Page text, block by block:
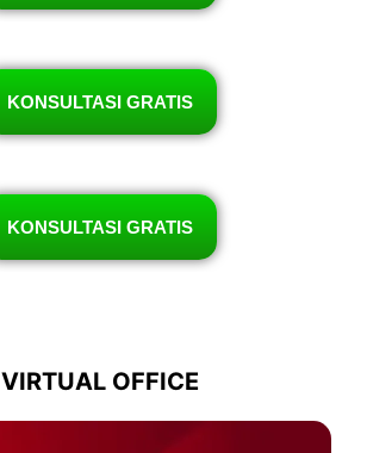
KONSULTASI GRATIS
KONSULTASI GRATIS
VIRTUAL OFFICE